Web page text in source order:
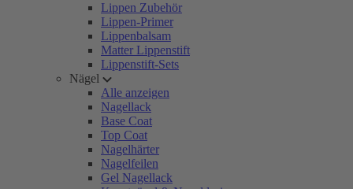
Lippen Zubehör
Lippen-Primer
Lippenbalsam
Matter Lippenstift
Lippenstift-Sets
Nägel
Alle anzeigen
Nagellack
Base Coat
Top Coat
Nagelhärter
Nagelfeilen
Gel Nagellack